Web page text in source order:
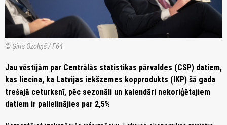
© Ģirts Ozoliņš / F64
Jau vēstījām par Centrālās statistikas pārvaldes (CSP) datiem,
kas liecina, ka Latvijas iekšzemes kopprodukts (IKP) šā gada
trešajā ceturksnī, pēc sezonāli un kalendāri nekoriģētajiem
datiem ir palielinājies par 2,5%